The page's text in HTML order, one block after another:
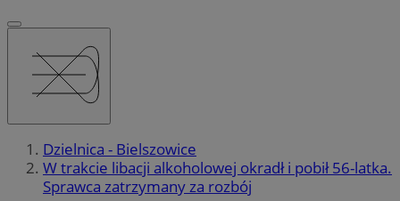
Dzielnica - Bielszowice
W trakcie libacji alkoholowej okradł i pobił 56-latka.
Sprawca zatrzymany za rozbój